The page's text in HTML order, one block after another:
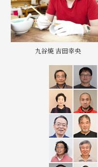
九谷焼 吉田幸央